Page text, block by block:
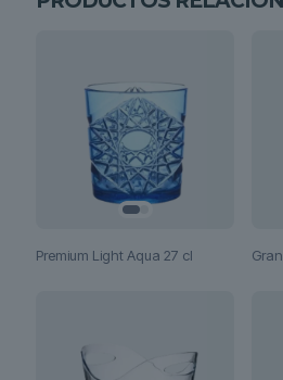
Premium Light Aqua 27 cl